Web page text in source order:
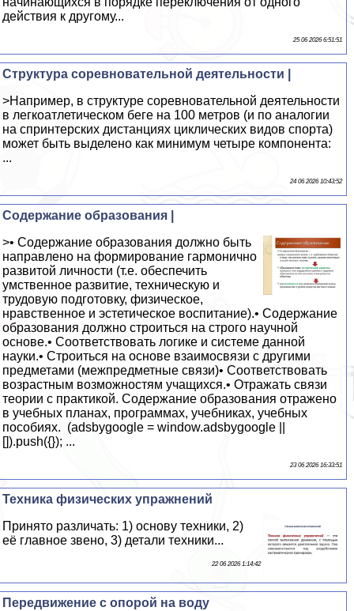
действия к другому...
25 06 2026 6:51:51
Структура соревновательной деятельности |
>Например, в структуре соревновательной деятельности
в легкоатлетическом беге на 100 метров (и по аналогии
на спринтерских дистанциях циклических видов спорта)
может быть выделено как минимум четыре компонента:
...
24 06 2026 10:43:52
Содержание образования |
>• Содержание образования должно быть
направлено на формирование гармонично
развитой личности (т.е. обеспечить
умственное развитие, техническую и
трудовую подготовку, физическое,
нравственное и эстетическое воспитание).• Содержание
образования должно строиться на строго научной
основе.• Соответствовать логике и системе данной
науки.• Строиться на основе взаимосвязи с другими
предметами (межпредметные связи)• Соответствовать
возрастным возможностям учащихся.• Отражать связи
теории с практикой. Содержание образования отражено
в учебных планах, программах, учебниках, учебных
пособиях. (adsbygoogle = window.adsbygoogle ||
[]).push({}); ...
23 06 2026 16:33:51
Техника физических упражнений
Принято различать: 1) основу техники, 2)
её главное звено, 3) детали техники...
22 06 2026 1:14:42
Передвижение с опорой на воду